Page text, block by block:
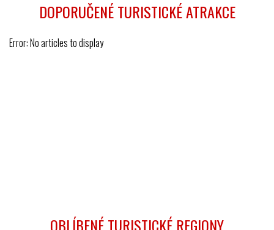
DOPORUČENÉ TURISTICKÉ ATRAKCE
Error: No articles to display
OBLÍBENÉ TURISTICKÉ REGIONY